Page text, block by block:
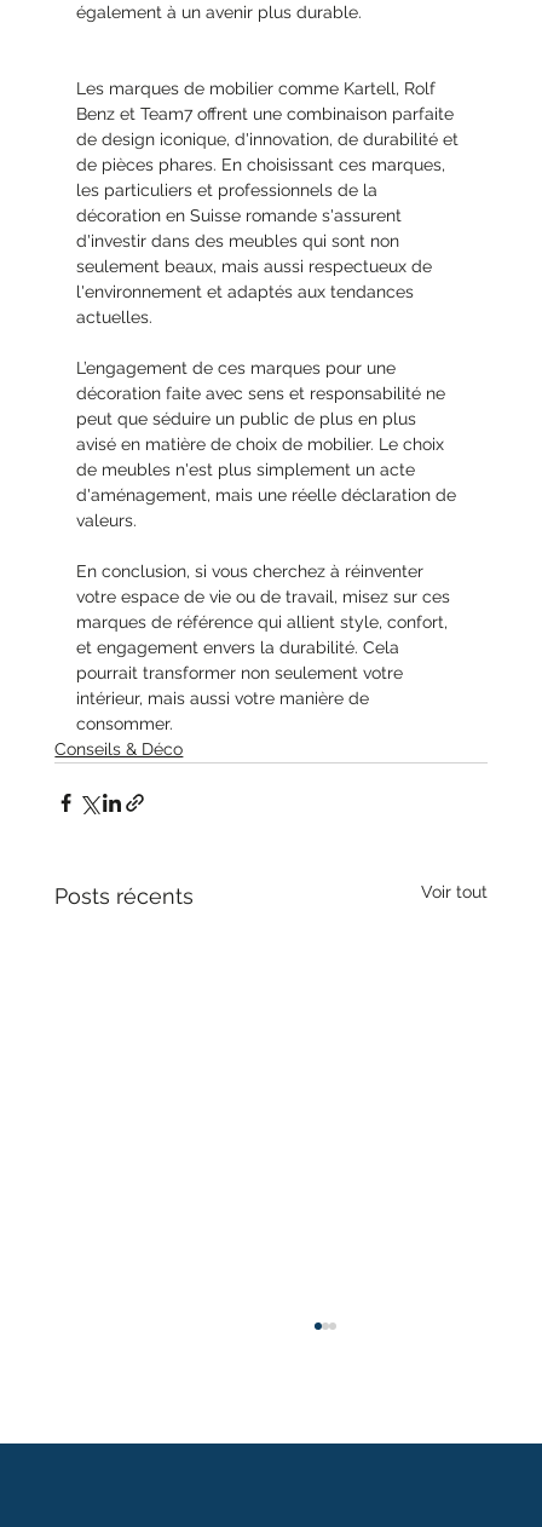
également à un avenir plus durable.
Les marques de mobilier comme Kartell, Rolf
Benz et Team7 offrent une combinaison parfaite
de design iconique, d'innovation, de durabilité et
de pièces phares. En choisissant ces marques,
les particuliers et professionnels de la
décoration en Suisse romande s'assurent
d'investir dans des meubles qui sont non
seulement beaux, mais aussi respectueux de
l'environnement et adaptés aux tendances
actuelles.
L’engagement de ces marques pour une
décoration faite avec sens et responsabilité ne
peut que séduire un public de plus en plus
avisé en matière de choix de mobilier. Le choix
de meubles n'est plus simplement un acte
d'aménagement, mais une réelle déclaration de
valeurs.
En conclusion, si vous cherchez à réinventer
votre espace de vie ou de travail, misez sur ces
marques de référence qui allient style, confort,
et engagement envers la durabilité. Cela
pourrait transformer non seulement votre
intérieur, mais aussi votre manière de
consommer.
Conseils & Déco
Posts récents Voir tout